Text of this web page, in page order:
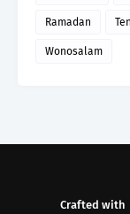
Ramadan
Wonosalam
Crafted with